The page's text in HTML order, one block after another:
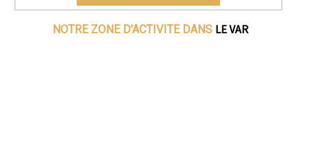
NOTRE ZONE D'ACTIVITE DANS LE VAR